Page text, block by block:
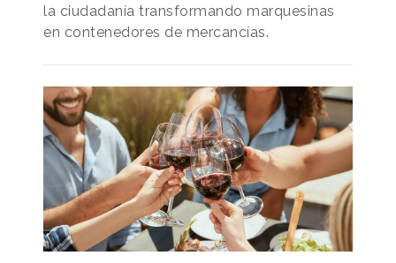
la ciudadanía transformando marquesinas
en contenedores de mercancías.